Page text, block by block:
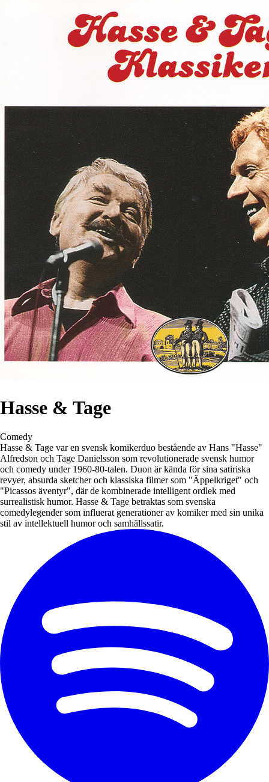
Hasse & Tage
Comedy
Hasse & Tage var en svensk komikerduo bestående av Hans "Hasse"
Alfredson och Tage Danielsson som revolutionerade svensk humor
och comedy under 1960-80-talen. Duon är kända för sina satiriska
revyer, absurda sketcher och klassiska filmer som "Äppelkriget" och
"Picassos äventyr", där de kombinerade intelligent ordlek med
surrealistisk humor. Hasse & Tage betraktas som svenska
comedylegender som influerat generationer av komiker med sin unika
stil av intellektuell humor och samhällssatir.